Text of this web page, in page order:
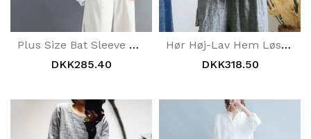
Plus Size Bat Sleeve Bomuld Linned T-Shirt Hvid
DKK285.40
Hør Høj-Lav Hem Løs Langærmet Bluse
DKK318.50